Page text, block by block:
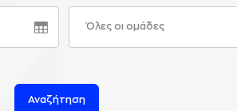
Όλες οι ομάδες
Αναζήτηση